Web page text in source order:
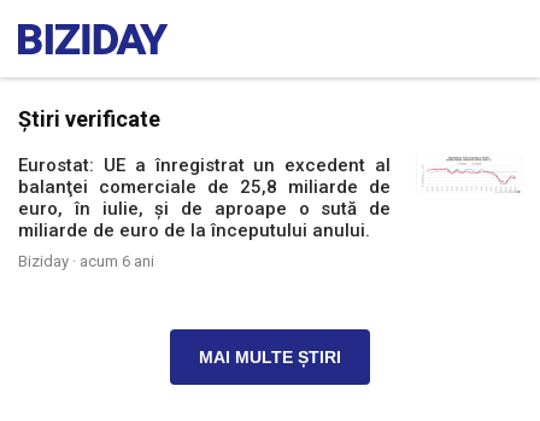
Știri verificate
Eurostat: UE a înregistrat un excedent al
balanţei comerciale de 25,8 miliarde de
euro, în iulie, și de aproape o sută de
miliarde de euro de la începutului anului.
Biziday · acum 6 ani
MAI MULTE ȘTIRI